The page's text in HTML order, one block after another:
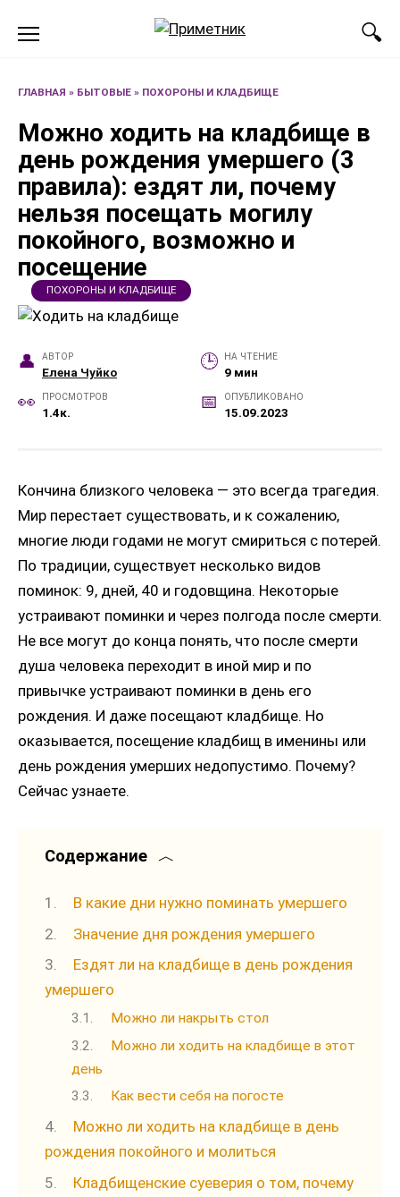
ГЛАВНАЯ » БЫТОВЫЕ » ПОХОРОНЫ И КЛАДБИЩЕ
Можно ходить на кладбище в
день рождения умершего (3
правила): ездят ли, почему
нельзя посещать могилу
покойного, возможно и
посещение
ПОХОРОНЫ И КЛАДБИЩЕ
АВТОР
Елена Чуйко
НА ЧТЕНИЕ
9 мин
ПРОСМОТРОВ
1.4к.
ОПУБЛИКОВАНО
15.09.2023
Кончина близкого человека — это всегда трагедия.
Мир перестает существовать, и к сожалению,
многие люди годами не могут смириться с потерей.
По традиции, существует несколько видов
поминок: 9, дней, 40 и годовщина. Некоторые
устраивают поминки и через полгода после смерти.
Не все могут до конца понять, что после смерти
душа человека переходит в иной мир и по
привычке устраивают поминки в день его
рождения. И даже посещают кладбище. Но
оказывается, посещение кладбищ в именины или
день рождения умерших недопустимо. Почему?
Сейчас узнаете.
Содержание
В какие дни нужно поминать умершего
Значение дня рождения умершего
Ездят ли на кладбище в день рождения
умершего
Можно ли накрыть стол
Можно ли ходить на кладбище в этот
день
Как вести себя на погосте
Можно ли ходить на кладбище в день
рождения покойного и молиться
Кладбищенские суеверия о том, почему